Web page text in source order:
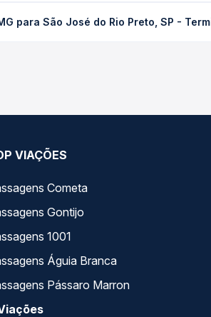
Na Quero Passagem você compara os
para São José do Rio Preto, SP -
VIAÇÕES
Cometa
Gontijo
1001
Águia Branca
Pássaro Marron